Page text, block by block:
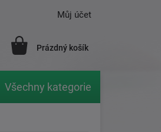
Můj účet
Prázdný košík
Zahrada Značky
Všechny kategorie